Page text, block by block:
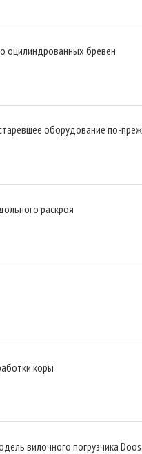
оцилиндрованных бревен
оборудование по-
раскроя
коры
вилочного погрузчика